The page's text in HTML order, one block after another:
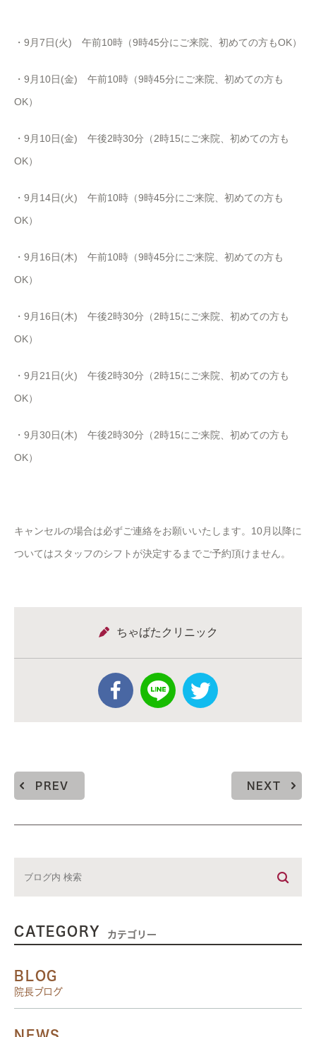
・9月7日(火) 午前10時（9時45分にご来院、初めての方もOK）
・9月10日(金) 午前10時（9時45分にご来院、初めての方も
OK）
・9月10日(金) 午後2時30分（2時15にご来院、初めての方も
OK）
・9月14日(火) 午前10時（9時45分にご来院、初めての方も
OK）
・9月16日(木) 午前10時（9時45分にご来院、初めての方も
OK）
・9月16日(木) 午後2時30分（2時15にご来院、初めての方も
OK）
・9月21日(火) 午後2時30分（2時15にご来院、初めての方も
OK）
・9月30日(木) 午後2時30分（2時15にご来院、初めての方も
OK）
キャンセルの場合は必ずご連絡をお願いいたします。10月以降に
ついてはスタッフのシフトが決定するまでご予約頂けません。
ちゃばたクリニック
PREV NEXT
CATEGORY カテゴリー
BLOG
院長ブログ